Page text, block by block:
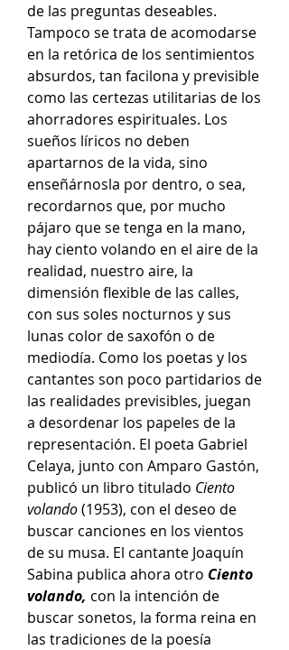
de las preguntas deseables.
Tampoco se trata de acomodarse
en la retórica de los sentimientos
absurdos, tan facilona y previsible
como las certezas utilitarias de los
ahorradores espirituales. Los
sueños líricos no deben
apartarnos de la vida, sino
enseñárnosla por dentro, o sea,
recordarnos que, por mucho
pájaro que se tenga en la mano,
hay ciento volando en el aire de la
realidad, nuestro aire, la
dimensión flexible de las calles,
con sus soles nocturnos y sus
lunas color de saxofón o de
mediodía. Como los poetas y los
cantantes son poco partidarios de
las realidades previsibles, juegan
a desordenar los papeles de la
representación. El poeta Gabriel
Celaya, junto con Amparo Gastón,
publicó un libro titulado Ciento
volando(1953), con el deseo de
buscar canciones en los vientos
de su musa. El cantante Joaquín
Sabina publica ahora otro Ciento
volando, con la intención de
buscar sonetos, la forma reina en
las tradiciones de la poesía